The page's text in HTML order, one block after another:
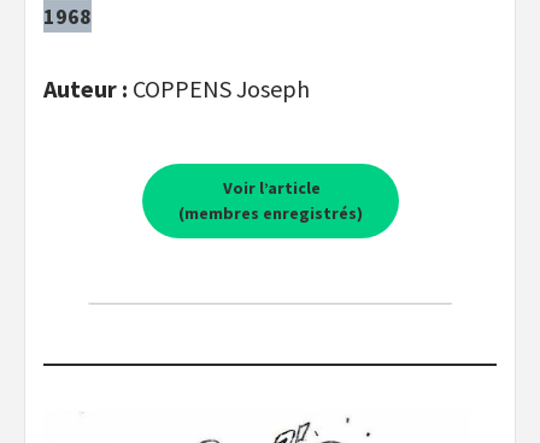
1968
Auteur : COPPENS Joseph
Voir l’article
(membres enregistrés)